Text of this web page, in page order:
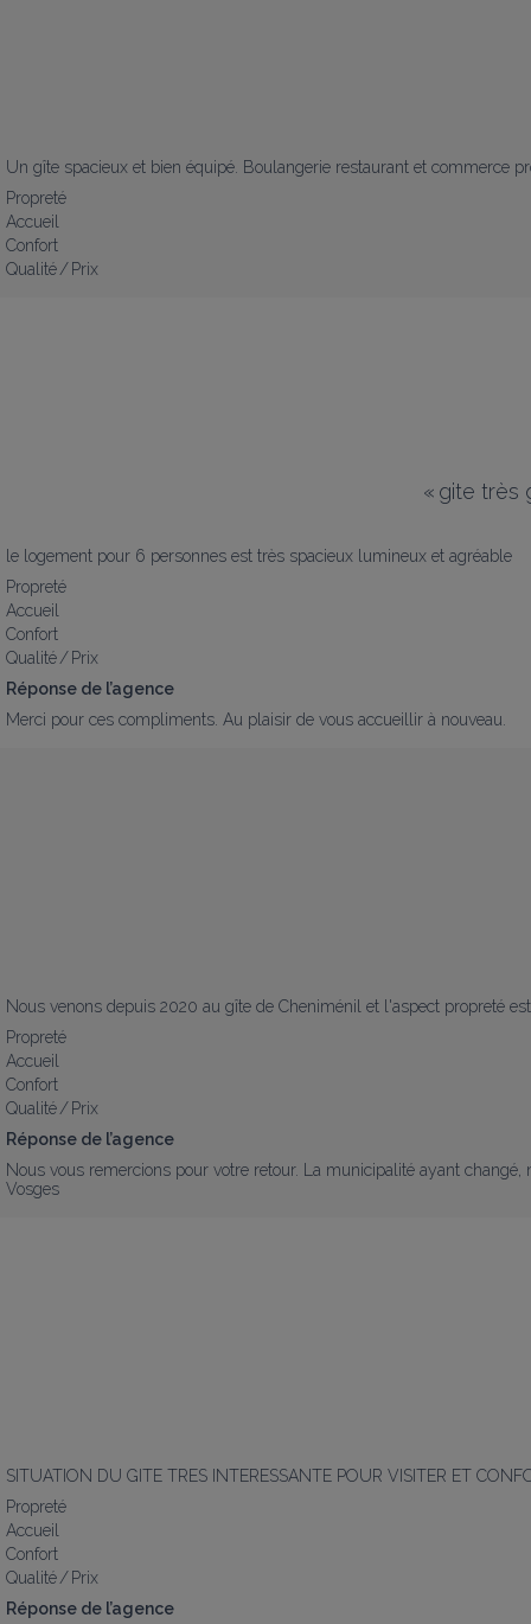
Un gîte spacieux et bien équipé. Boulangerie restaurant et commerce
Propreté
Accueil
Confort
Qualité / Prix
« gite très
le logement pour 6 personnes est très spacieux lumineux et agréable
Propreté
Accueil
Confort
Qualité / Prix
Réponse de l’agence
Merci pour ces compliments. Au plaisir de vous accueillir à nouveau.
Nous venons depuis 2020 au gîte de Cheniménil et l'aspect propreté
Propreté
Accueil
Confort
Qualité / Prix
Réponse de l’agence
Nous vous remercions pour votre retour. La municipalité ayant
Vosges
SITUATION DU GITE TRES INTERESSANTE POUR VISITER ET
Propreté
Accueil
Confort
Qualité / Prix
Réponse de l’agence